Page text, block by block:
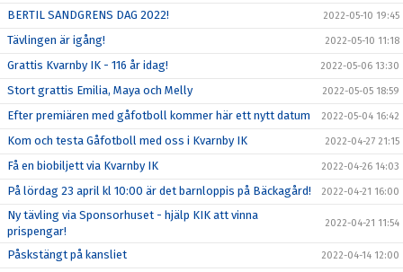
BERTIL SANDGRENS DAG 2022! 2022-05-10 19:45
Tävlingen är igång! 2022-05-10 11:18
Grattis Kvarnby IK - 116 år idag! 2022-05-06 13:30
Stort grattis Emilia, Maya och Melly 2022-05-05 18:59
Efter premiären med gåfotboll kommer här ett nytt datum 2022-05-04 16:42
Kom och testa Gåfotboll med oss i Kvarnby IK 2022-04-27 21:15
Få en biobiljett via Kvarnby IK 2022-04-26 14:03
På lördag 23 april kl 10:00 är det barnloppis på Bäckagård! 2022-04-21 16:00
Ny tävling via Sponsorhuset - hjälp KIK att vinna
prispengar!
2022-04-21 11:54
Påskstängt på kansliet 2022-04-14 12:00